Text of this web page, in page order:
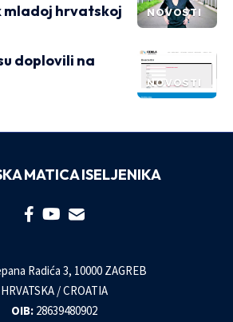
NOVOSTI
mladoj hrvatskoj
NOVOSTI
doplovili na
MATICA ISELJENIKA
Radića 3, 10000 ZAGREB
HRVATSKA / CROATIA
OIB: 28639480902